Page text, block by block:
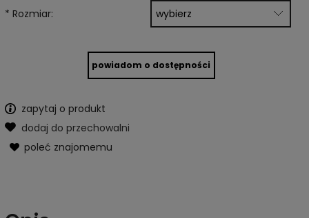
* Rozmiar:
powiadom o dostępności
zapytaj o produkt
dodaj do przechowalni
poleć znajomemu